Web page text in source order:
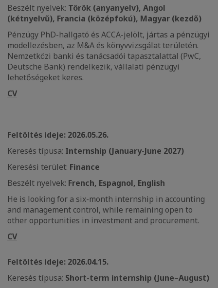
Beszélt nyelvek: Török (anyanyelv), Angol
(kétnyelvű), Francia (középfokú), Magyar (kezdő)
Pénzügy PhD-hallgató és ACCA-jelölt, jártas a pénzügyi
modellezésben, az M&A és könyvvizsgálat területén.
Nemzetközi banki és tanácsadói tapasztalattal (PwC,
Deutsche Bank) rendelkezik, vállalati pénzügyi
lehetőségeket keres.
CV
Feltöltés ideje: 2026.05.26.
Keresés típusa: Internship (January-June 2027)
Keresési terület: Finance
Beszélt nyelvek: French, Espagnol, English
He is looking for a six-month internship in accounting
and management control, while remaining open to
other opportunities in investment and procurement.
CV
Feltöltés ideje: 2026.04.15.
Keresés típusa: Short-term internship (June–August)